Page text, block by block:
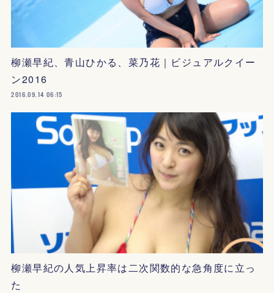
柳瀬早紀、青山ひかる、菜乃花｜ビジュアルクイー
ン2016
2016.09.14 06:15
柳瀬早紀の人気上昇率は二次関数的な急角度に立っ
た